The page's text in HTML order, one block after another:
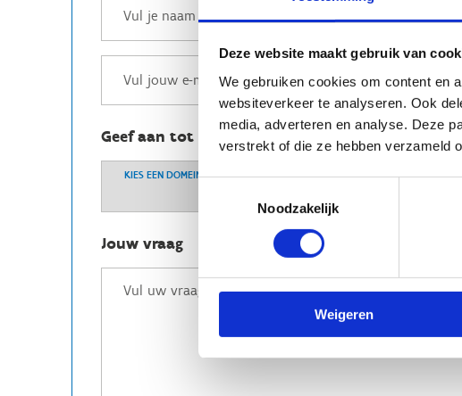
Deze website maakt gebruik van
We gebruiken cookies om content en
websiteverkeer te analyseren. Ook
media, adverteren en analyse. Deze
verstrekt of die ze hebben verzameld
Noodzakelijk
Weigeren
Geef aan tot welk domein jouw vraag behoort
KIES EEN DOMEIN
Jouw vraag